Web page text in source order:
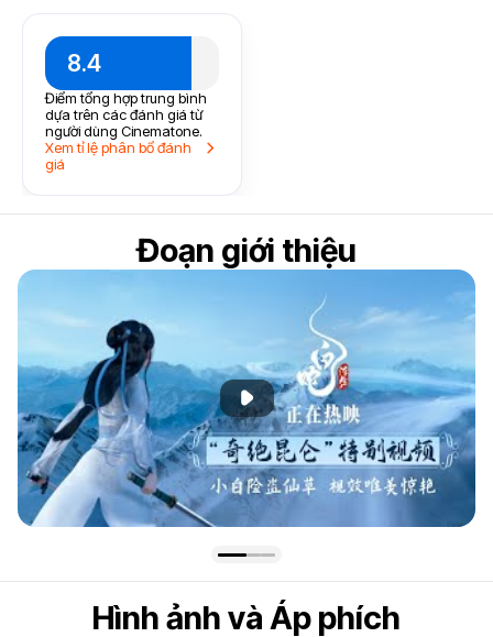
8.4
Điểm tổng hợp trung bình
dựa trên các đánh giá từ
người dùng Cinematone.
Xem tỉ lệ phân bổ đánh
giá
Đoạn giới thiệu
Phát đoạn giới thiệu
Hình ảnh và Áp phích